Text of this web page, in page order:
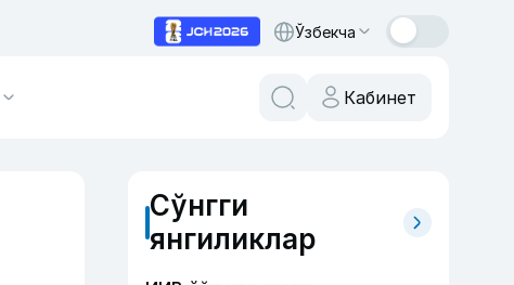
Ўзбекча
Кабинет
Сўнгги
янгиликлар